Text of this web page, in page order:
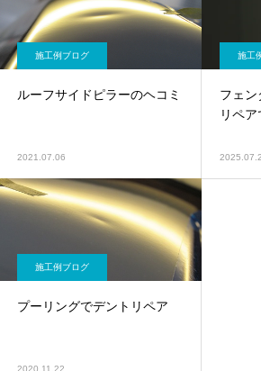
施工例ブログ
ルーフサイドピラーのヘコミ
2021.07.06
施工
フェン
リペ
施工例ブログ
プーリングでデントリペア
2020.11.22